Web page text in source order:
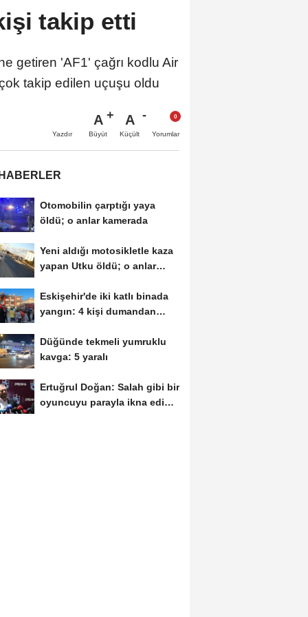
takip etti
getiren 'AF1' çağrı kodlu Air
takip edilen uçuşu oldu
Yazdır
A
Büyüt
A
Küçült Yorumlar
Otomobilin çarptığı yaya
öldü; o anlar kamerada
Yeni aldığı motosikletle kaza
yapan Utku öldü; o anlar
Eskişehir'de iki katlı binada
yangın: 4 kişi dumandan
Düğünde tekmeli yumruklu
kavga: 5 yaralı
Ertuğrul Doğan: Salah gibi bir
oyuncuyu parayla ikna edip